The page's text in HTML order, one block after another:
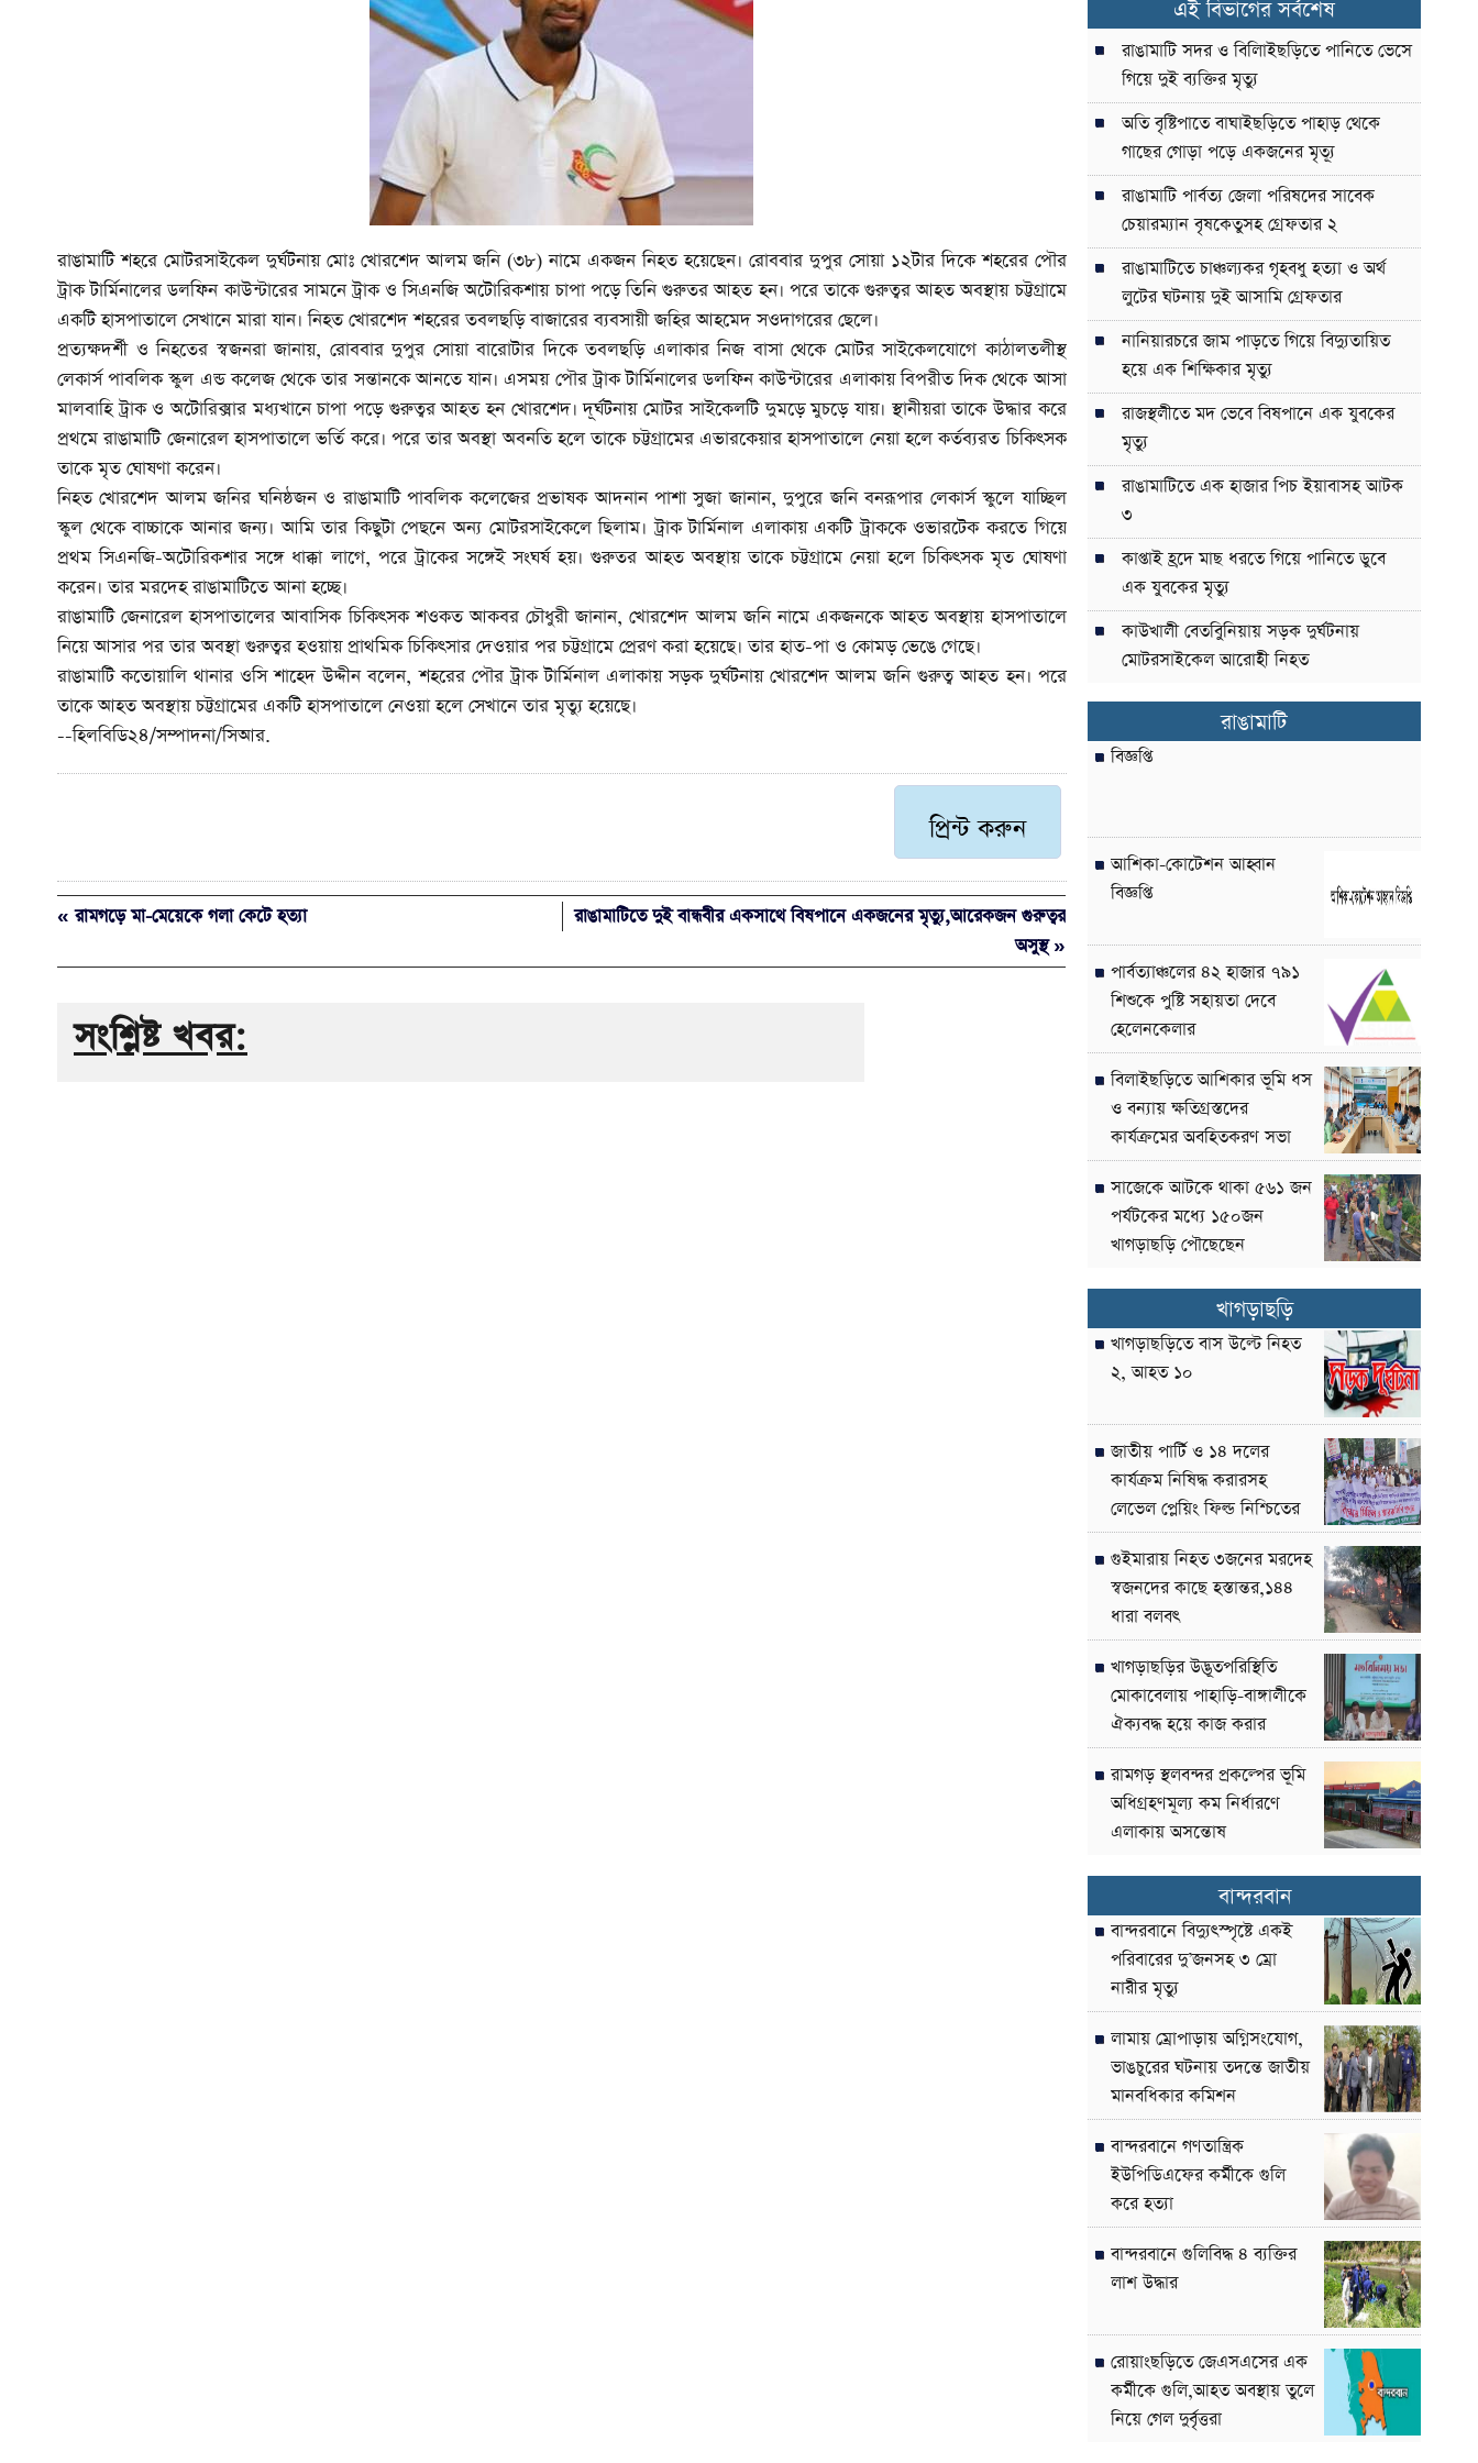
রাঙামাটি শহরে মোটরসাইকেল দুর্ঘটনায় মোঃ খোরশেদ আলম জনি (৩৮) নামে একজন নিহত হয়েছেন। রোববার দুপুর সোয়া ১২টার দিকে শহরের পৌর
ট্রাক টার্মিনালের ডলফিন কাউন্টারের সামনে ট্রাক ও সিএনজি অটোরিকশায় চাপা পড়ে তিনি গুরুতর আহত হন। পরে তাকে গুরুত্বর আহত অবস্থায় চট্টগ্রামে
একটি হাসপাতালে সেখানে মারা যান। নিহত খোরশেদ শহরের তবলছড়ি বাজারের ব্যবসায়ী জহির আহমেদ সওদাগরের ছেলে।
প্রত্যক্ষদর্শী ও নিহতের স্বজনরা জানায়, রোববার দুপুর সোয়া বারোটার দিকে তবলছড়ি এলাকার নিজ বাসা থেকে মোটর সাইকেলযোগে কাঠালতলীস্থ
লেকার্স পাবলিক স্কুল এন্ড কলেজ থেকে তার সন্তানকে আনতে যান। এসময় পৌর ট্রাক টার্মিনালের ডলফিন কাউন্টারের এলাকায় বিপরীত দিক থেকে আসা
মালবাহি ট্রাক ও অটোরিক্সার মধ্যখানে চাপা পড়ে গুরুত্বর আহত হন খোরশেদ। দূর্ঘটনায় মোটর সাইকেলটি দুমড়ে মুচড়ে যায়। স্থানীয়রা তাকে উদ্ধার করে
প্রথমে রাঙামাটি জেনারেল হাসপাতালে ভর্তি করে। পরে তার অবস্থা অবনতি হলে তাকে চট্টগ্রামের এভারকেয়ার হাসপাতালে নেয়া হলে কর্তব্যরত চিকিৎসক
তাকে মৃত ঘোষণা করেন।
নিহত খোরশেদ আলম জনির ঘনিষ্ঠজন ও রাঙামাটি পাবলিক কলেজের প্রভাষক আদনান পাশা সুজা জানান, দুপুরে জনি বনরূপার লেকার্স স্কুলে যাচ্ছিল
স্কুল থেকে বাচ্চাকে আনার জন্য। আমি তার কিছুটা পেছনে অন্য মোটরসাইকেলে ছিলাম। ট্রাক টার্মিনাল এলাকায় একটি ট্রাককে ওভারটেক করতে গিয়ে
প্রথম সিএনজি-অটোরিকশার সঙ্গে ধাক্কা লাগে, পরে ট্রাকের সঙ্গেই সংঘর্ষ হয়। গুরুতর আহত অবস্থায় তাকে চট্টগ্রামে নেয়া হলে চিকিৎসক মৃত ঘোষণা
করেন। তার মরদেহ রাঙামাটিতে আনা হচ্ছে।
রাঙামাটি জেনারেল হাসপাতালের আবাসিক চিকিৎসক শওকত আকবর চৌধুরী জানান, খোরশেদ আলম জনি নামে একজনকে আহত অবস্থায় হাসপাতালে
নিয়ে আসার পর তার অবস্থা গুরুত্বর হওয়ায় প্রাথমিক চিকিৎসার দেওয়ার পর চট্টগ্রামে প্রেরণ করা হয়েছে। তার হাত-পা ও কোমড় ভেঙে গেছে।
রাঙামাটি কতোয়ালি থানার ওসি শাহেদ উদ্দীন বলেন, শহরের পৌর ট্রাক টার্মিনাল এলাকায় সড়ক দুর্ঘটনায় খোরশেদ আলম জনি গুরুত্ব আহত হন। পরে
তাকে আহত অবস্থায় চট্টগ্রামের একটি হাসপাতালে নেওয়া হলে সেখানে তার মৃত্যু হয়েছে।
--হিলবিডি২৪/সম্পাদনা/সিআর.
প্রিন্ট করুন
« রামগড়ে মা-মেয়েকে গলা কেটে হত্যা
রাঙামাটিতে দুই বান্ধবীর একসাথে বিষপানে একজনের মৃত্যু,আরেকজন গুরুত্বর
অসুস্থ »
সংশ্লিষ্ট খবর:
এই বিভাগের সর্বশেষ
রাঙামাটি সদর ও বিলািইছড়িতে পানিতে ভেসে
গিয়ে দুই ব্যক্তির মৃত্যু
অতি বৃষ্টিপাতে বাঘাইছড়িতে পাহাড় থেকে
গাছের গোড়া পড়ে একজনের মৃত্যূ
রাঙামাটি পার্বত্য জেলা পরিষদের সাবেক
চেয়ারম্যান বৃষকেতুসহ গ্রেফতার ২
রাঙামাটিতে চাঞ্চল্যকর গৃহবধু হত্যা ও অর্থ
লুটের ঘটনায় দুই আসামি গ্রেফতার
নানিয়ারচরে জাম পাড়তে গিয়ে বিদ্যুতায়িত
হয়ে এক শিক্ষিকার মৃত্যু
রাজস্থলীতে মদ ভেবে বিষপানে এক যুবকের
মৃত্যু
রাঙামাটিতে এক হাজার পিচ ইয়াবাসহ আটক
৩
কাপ্তাই হ্রদে মাছ ধরতে গিয়ে পানিতে ডুবে
এক যুবকের মৃত্যু
কাউখালী বেতবুিনিয়ায় সড়ক দুর্ঘটনায়
মোটরসাইকেল আরোহী নিহত
রাঙামাটি
বিজ্ঞপ্তি
আশিকা-কোটেশন আহ্বান
বিজ্ঞপ্তি
পার্বত্যাঞ্চলের ৪২ হাজার ৭৯১
শিশুকে পুষ্টি সহায়তা দেবে
হেলেনকেলার
বিলাইছড়িতে আশিকার ভূমি ধস
ও বন্যায় ক্ষতিগ্রস্তদের
কার্যক্রমের অবহিতকরণ সভা
সাজেকে আটকে থাকা ৫৬১ জন
পর্যটকের মধ্যে ১৫০জন
খাগড়াছড়ি পৌছেছেন
খাগড়াছড়ি
খাগড়াছড়িতে বাস উল্টে নিহত
২, আহত ১০
জাতীয় পার্টি ও ১৪ দলের
কার্যক্রম নিষিদ্ধ করারসহ
লেভেল প্লেয়িং ফিল্ড নিশ্চিতের
দাবী
গুইমারায় নিহত ৩জনের মরদেহ
স্বজনদের কাছে হস্তান্তর,১৪৪
ধারা বলবৎ
খাগড়াছড়ির উদ্ভূতপরিস্থিতি
মোকাবেলায় পাহাড়ি-বাঙ্গালীকে
ঐক্যবদ্ধ হয়ে কাজ করার
আহ্বান-পার্বত্য উপদেষ্টা
রামগড় স্থলবন্দর প্রকল্পের ভূমি
অধিগ্রহণমূল্য কম নির্ধারণে
এলাকায় অসন্তোষ
বান্দরবান
বান্দরবানে বিদ্যুৎস্পৃষ্টে একই
পরিবারের দু’জনসহ ৩ ম্রো
নারীর মৃত্যু
লামায় ম্রোপাড়ায় অগ্নিসংযোগ,
ভাঙচুরের ঘটনায় তদন্তে জাতীয়
মানবধিকার কমিশন
বান্দরবানে গণতান্ত্রিক
ইউপিডিএফের কর্মীকে গুলি
করে হত্যা
বান্দরবানে গুলিবিদ্ধ ৪ ব্যক্তির
লাশ উদ্ধার
রোয়াংছড়িতে জেএসএসের এক
কর্মীকে গুলি,আহত অবস্থায় তুলে
নিয়ে গেল দুর্বৃত্তরা